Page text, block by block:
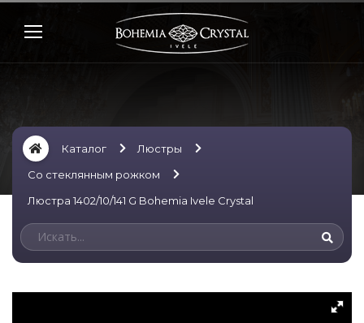
Каталог
Люстры
Со стеклянным рожком
Люстра 1402/10/141 G Bohemia Ivele Crystal